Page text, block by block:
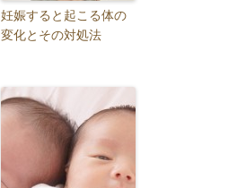
妊娠すると起こる体の
変化とその対処法